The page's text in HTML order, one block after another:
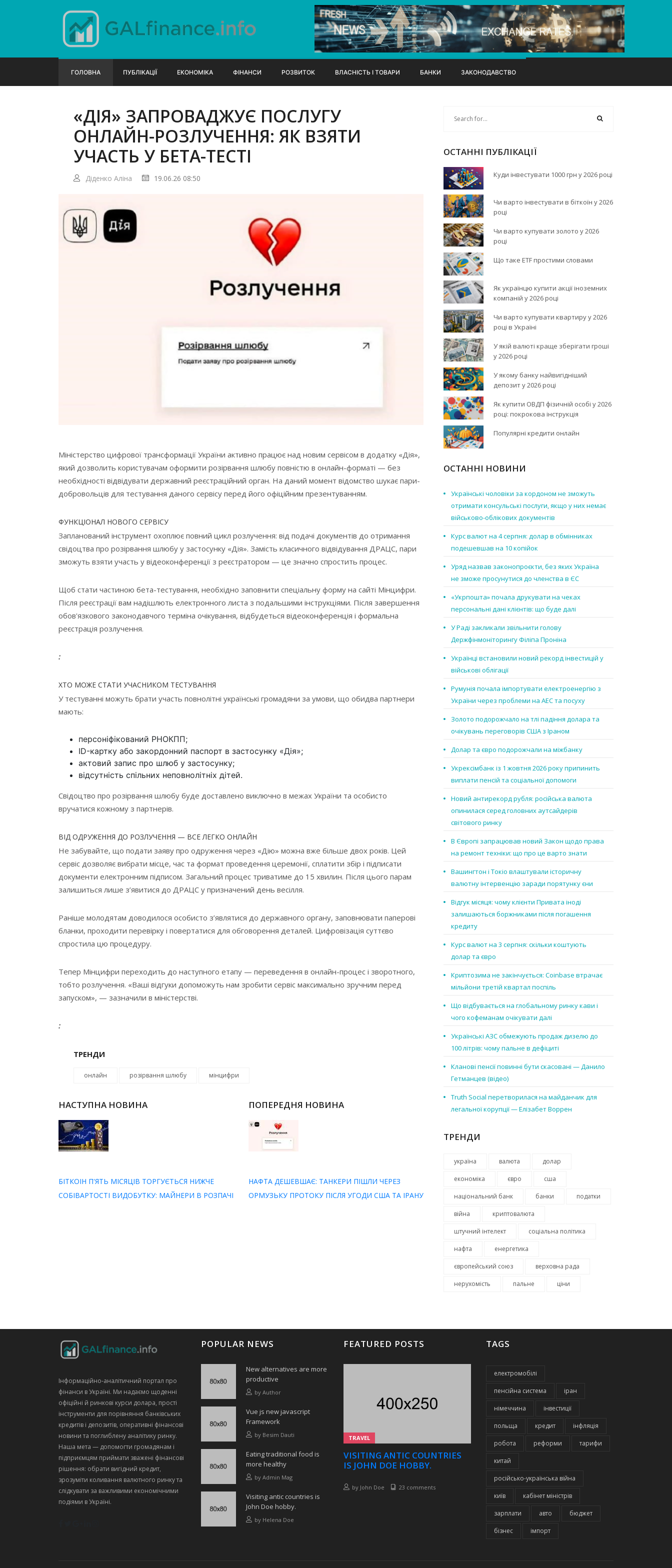
ГОЛОВНА ПУБЛІКАЦІЇ ЕКОНОМІКА ФІНАНСИ РОЗВИТОК ВЛАСНІСТЬ І ТОВАРИ БАНКИ ЗАКОНОДАВСТВО
«ДІЯ» ЗАПРОВАДЖУЄ ПОСЛУГУ
ОНЛАЙН-РОЗЛУЧЕННЯ: ЯК ВЗЯТИ
УЧАСТЬ У БЕТА-ТЕСТІ
Діденко Аліна 19.06.26 08:50
Міністерство цифрової трансформації України активно працює над новим сервісом в додатку «Дія»,
який дозволить користувачам оформити розірвання шлюбу повністю в онлайн-форматі — без
необхідності відвідувати державний реєстраційний орган. На даний момент відомство шукає пари-
добровольців для тестування даного сервісу перед його офіційним презентуванням.
ФУНКЦІОНАЛ НОВОГО СЕРВІСУ
Запланований інструмент охоплює повний цикл розлучення: від подачі документів до отримання
свідоцтва про розірвання шлюбу у застосунку «Дія». Замість класичного відвідування ДРАЦС, пари
зможуть взяти участь у відеоконференції з реєстратором — це значно спростить процес.
Щоб стати частиною бета-тестування, необхідно заповнити спеціальну форму на сайті Мінцифри.
Після реєстрації вам надішлють електронного листа з подальшими інструкціями. Після завершення
обов'язкового законодавчого терміна очікування, відбудеться відеоконференція і формальна
реєстрація розлучення.
:
ХТО МОЖЕ СТАТИ УЧАСНИКОМ ТЕСТУВАННЯ
У тестуванні можуть брати участь повнолітні українські громадяни за умови, що обидва партнери
мають:
персоніфікований РНОКПП;
ID-картку або закордонний паспорт в застосунку «Дія»;
актовий запис про шлюб у застосунку;
відсутність спільних неповнолітніх дітей.
Свідоцтво про розірвання шлюбу буде доставлено виключно в межах України та особисто
вручатися кожному з партнерів.
ВІД ОДРУЖЕННЯ ДО РОЗЛУЧЕННЯ — ВСЕ ЛЕГКО ОНЛАЙН
Не забувайте, що подати заяву про одруження через «Дію» можна вже більше двох років. Цей
сервіс дозволяє вибрати місце, час та формат проведення церемонії, сплатити збір і підписати
документи електронним підписом. Загальний процес триватиме до 15 хвилин. Після цього парам
залишиться лише з’явитися до ДРАЦС у призначений день весілля.
Раніше молодятам доводилося особисто з’являтися до державного органу, заповнювати паперові
бланки, проходити перевірку і повертатися для обговорення деталей. Цифровізація суттєво
спростила цю процедуру.
Тепер Мінцифри переходить до наступного етапу — переведення в онлайн-процес і зворотного,
тобто розлучення. «Ваші відгуки допоможуть нам зробити сервіс максимально зручним перед
запуском», — зазначили в міністерстві.
:
ТРЕНДИ
онлайн розірвання шлюбу мінцифри
НАСТУПНА НОВИНА
БІТКОІН П'ЯТЬ МІСЯЦІВ ТОРГУЄТЬСЯ НИЖЧЕ
СОБІВАРТОСТІ ВИДОБУТКУ: МАЙНЕРИ В РОЗПАЧІ
ПОПЕРЕДНЯ НОВИНА
НАФТА ДЕШЕВШАЄ: ТАНКЕРИ ПІШЛИ ЧЕРЕЗ
ОРМУЗЬКУ ПРОТОКУ ПІСЛЯ УГОДИ США ТА ІРАНУ
ОСТАННІ ПУБЛІКАЦІЇ
Куди інвестувати 1000 грн у 2026 році
Чи варто інвестувати в біткоїн у 2026
році
Чи варто купувати золото у 2026
році
Що таке ETF простими словами
Як українцю купити акції іноземних
компаній у 2026 році
Чи варто купувати квартиру у 2026
році в Україні
У якій валюті краще зберігати гроші
у 2026 році
У якому банку найвигідніший
депозит у 2026 році
Як купити ОВДП фізичній особі у 2026
році: покрокова інструкція
Популярні кредити онлайн
ОСТАННІ НОВИНИ
Українські чоловіки за кордоном не зможуть
отримати консульські послуги, якщо у них немає
військово-облікових документів
Курс валют на 4 серпня: долар в обмінниках
подешевшав на 10 копійок
Уряд назвав законопроєкти, без яких Україна
не зможе просунутися до членства в ЄС
«Укрпошта» почала друкувати на чеках
персональні дані клієнтів: що буде далі
У Раді закликали звільнити голову
Держфінмоніторингу Філіпа Проніна
Українці встановили новий рекорд інвестицій у
військові облігації
Румунія почала імпортувати електроенергію з
України через проблеми на АЕС та посуху
Золото подорожчало на тлі падіння долара та
очікувань переговорів США з Іраном
Долар та євро подорожчали на міжбанку
Укрексімбанк із 1 жовтня 2026 року припинить
виплати пенсій та соціальної допомоги
Новий антирекорд рубля: російська валюта
опинилася серед головних аутсайдерів
світового ринку
В Європі запрацював новий Закон щодо права
на ремонт техніки: що про це варто знати
Вашингтон і Токіо влаштували історичну
валютну інтервенцію заради порятунку єни
Відгук місяця: чому клієнти Привата іноді
залишаються боржниками після погашення
кредиту
Курс валют на 3 серпня: скільки коштують
долар та євро
Криптозима не закінчується: Coinbase втрачає
мільйони третій квартал поспіль
Що відбувається на глобальному ринку кави і
чого кофеманам очікувати далі
Українські АЗС обмежують продаж дизелю до
100 літрів: чому пальне в дефіциті
Кланові пенсії повинні бути скасовані — Данило
Гетманцев (відео)
Truth Social перетворилася на майданчик для
легальної корупції — Елізабет Воррен
ТРЕНДИ
україна валюта долар
економіка євро сша
національний банк банки податки
війна криптовалюта
штучний інтелект соціальна політика
нафта енергетика
європейський союз верховна рада
нерухомість пальне ціни
Інформаційно‑аналітичний портал про
фінанси в Україні. Ми надаємо щоденні
офіційні й ринкові курси долара, прості
інструменти для порівняння банківських
кредитів і депозитів, оперативні фінансові
новини та поглиблену аналітику ринку.
Наша мета — допомогти громадянам і
підприємцям приймати зважені фінансові
рішення: обрати вигідний кредит,
зрозуміти коливання валютного ринку та
слідкувати за важливими економічними
подіями в Україні.
POPULAR NEWS
New alternatives are more
productive
by Author
Vue js new javascript
Framework
by Besim Dauti
Eating traditional food is
more healthy
by Admin Mag
Visiting antic countries is
John Doe hobby.
by Helena Doe
FEATURED POSTS
TRAVEL
VISITING ANTIC COUNTRIES
IS JOHN DOE HOBBY.
by John Doe 23 comments
TAGS
електромобілі
пенсійна система іран
німеччина інвестиції
польща кредит інфляція
робота реформи тарифи
китай
російсько-українська війна
київ кабінет міністрів
зарплати авто бюджет
бізнес імпорт